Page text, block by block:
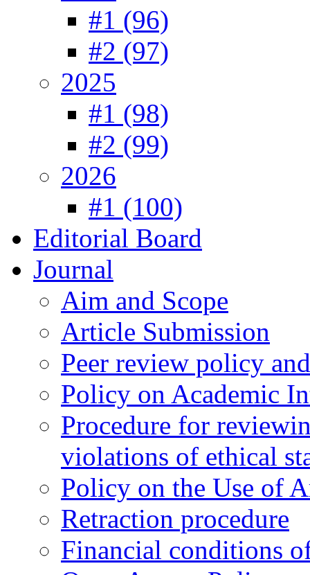
#1 (96)
#2 (97)
2025
#1 (98)
#2 (99)
2026
#1 (100)
Editorial Board
Journal
Aim and Scope
Article Submission
Peer review policy
Policy on Academic
Procedure for
violations of ethical
Policy on the Use of
Retraction procedure
Financial conditions